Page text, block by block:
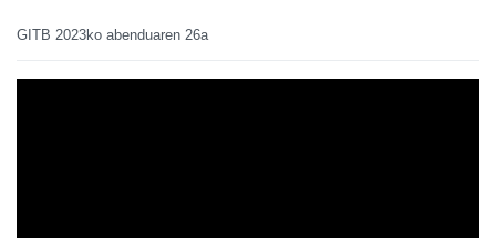
GITB 2023ko abenduaren 26a